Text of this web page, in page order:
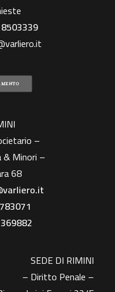
–
Minori –
68
SEDE DI RIMINI
– Diritto Penale –